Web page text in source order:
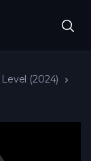
(2024)